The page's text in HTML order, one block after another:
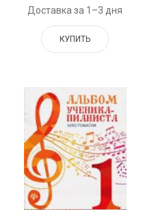
Доставка за 1–3 дня
КУПИТЬ